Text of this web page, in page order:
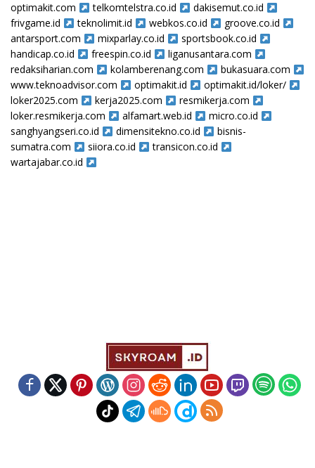
optimakit.com
telkomtelstra.co.id
dakisemut.co.id
frivgame.id
teknolimit.id webkos.co.id
groove.co.id
antarsport.com
mixparlay.co.id
sportsbook.co.id
handicap.co.id
freespin.co.id
liganusantara.com
redaksiharian.com
kolamberenang.com
bukasuara.com
www.teknoadvisor.com
optimakit.id
optimakit.id/loker/
loker2025.com
kerja2025.com
resmikerja.com
loker.resmikerja.com
alfamart.web.id
micro.co.id
sanghyangseri.co.id
dimensitekno.co.id
bisnis-
sumatra.com
siiora.co.id
transicon.co.id
wartajabar.co.id